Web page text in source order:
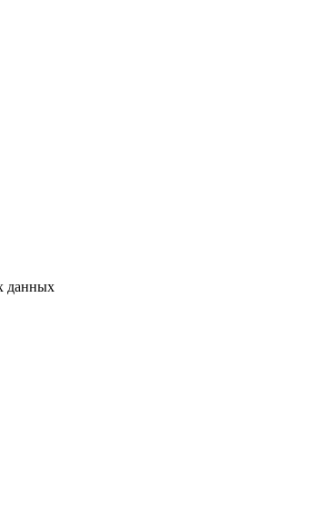
данных